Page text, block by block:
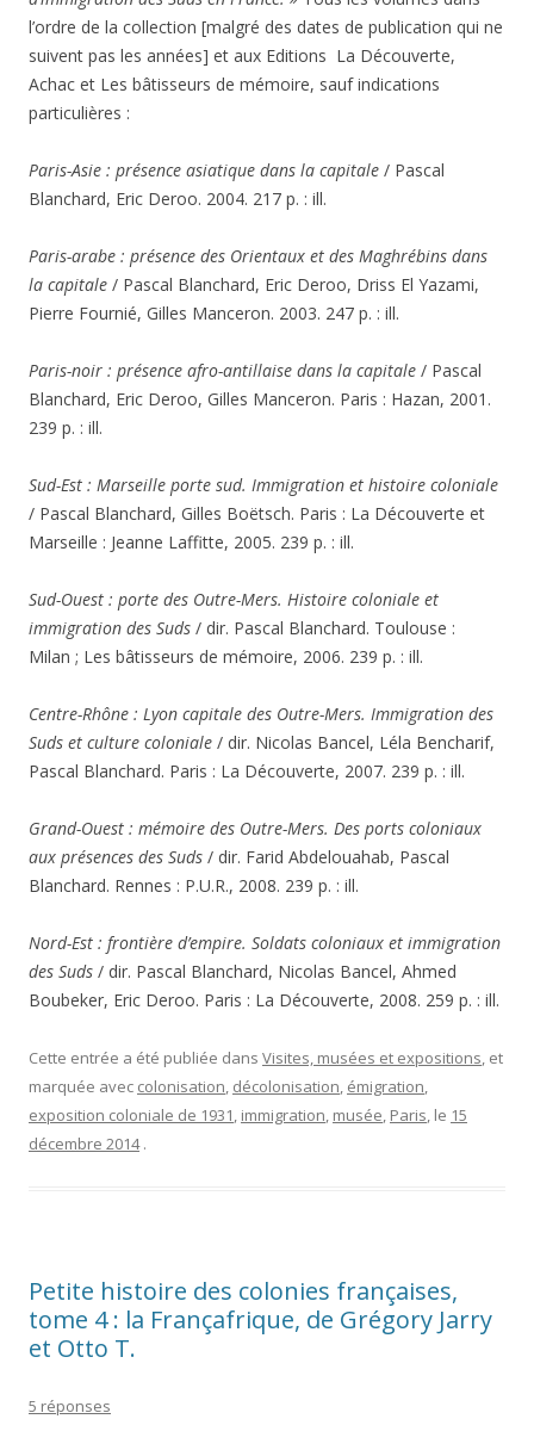
l’ordre de la collection [malgré des dates de publication qui ne
suivent pas les années] et aux Editions La Découverte,
Achac et Les bâtisseurs de mémoire, sauf indications
particulières :
Paris-Asie : présence asiatique dans la capitale / Pascal
Blanchard, Eric Deroo. 2004. 217 p. : ill.
Paris-arabe : présence des Orientaux et des Maghrébins dans
la capitale / Pascal Blanchard, Eric Deroo, Driss El Yazami,
Pierre Fournié, Gilles Manceron. 2003. 247 p. : ill.
Paris-noir : présence afro-antillaise dans la capitale / Pascal
Blanchard, Eric Deroo, Gilles Manceron. Paris : Hazan, 2001.
239 p. : ill.
Sud-Est : Marseille porte sud. Immigration et histoire coloniale
/ Pascal Blanchard, Gilles Boëtsch. Paris : La Découverte et
Marseille : Jeanne Laffitte, 2005. 239 p. : ill.
Sud-Ouest : porte des Outre-Mers. Histoire coloniale et
immigration des Suds / dir. Pascal Blanchard. Toulouse :
Milan ; Les bâtisseurs de mémoire, 2006. 239 p. : ill.
Centre-Rhône : Lyon capitale des Outre-Mers. Immigration des
Suds et culture coloniale / dir. Nicolas Bancel, Léla Bencharif,
Pascal Blanchard. Paris : La Découverte, 2007. 239 p. : ill.
Grand-Ouest : mémoire des Outre-Mers. Des ports coloniaux
aux présences des Suds / dir. Farid Abdelouahab, Pascal
Blanchard. Rennes : P.U.R., 2008. 239 p. : ill.
Nord-Est : frontière d’empire. Soldats coloniaux et immigration
des Suds / dir. Pascal Blanchard, Nicolas Bancel, Ahmed
Boubeker, Eric Deroo. Paris : La Découverte, 2008. 259 p. : ill.
Cette entrée a été publiée dans Visites, musées et expositions, et
marquée avec colonisation, décolonisation, émigration,
exposition coloniale de 1931, immigration, musée, Paris, le 15
décembre 2014 .
Petite histoire des colonies françaises,
tome 4 : la Françafrique, de Grégory Jarry
et Otto T.
5 réponses